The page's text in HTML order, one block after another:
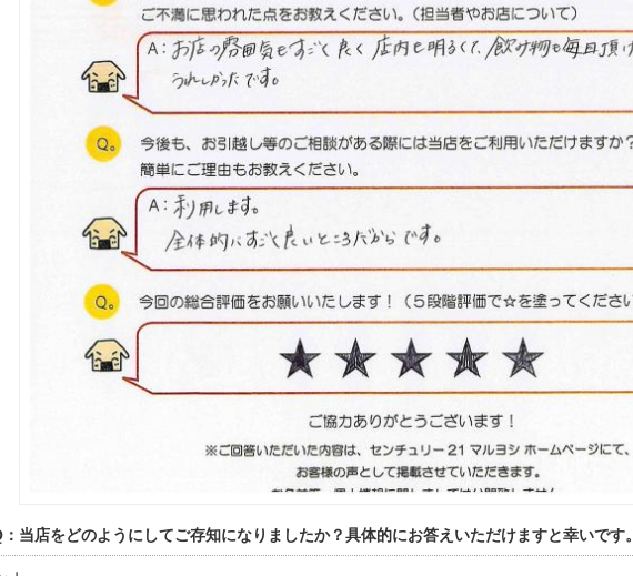
：当店をどのようにしてご存知になりましたか？具体的にお答えいただけますと幸いです。